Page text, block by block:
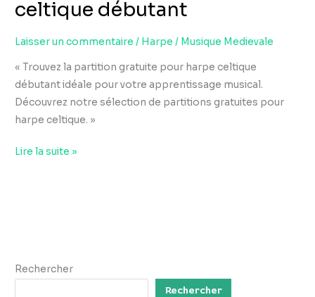
celtique débutant
Laisser un commentaire / Harpe / Musique Medievale
« Trouvez la partition gratuite pour harpe celtique
débutant idéale pour votre apprentissage musical.
Découvrez notre sélection de partitions gratuites pour
harpe celtique. »
Lire la suite »
Rechercher
Rechercher